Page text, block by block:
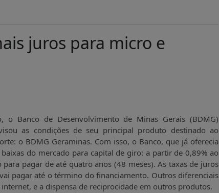
juros para micro e
o Banco de Desenvolvimento de Minas Gerais (BDMG)
as condições de seu principal produto destinado ao
o BDMG Geraminas. Com isso, o Banco, que já oferecia
do mercado para capital de giro: a partir de 0,89% ao
pagar de até quatro anos (48 meses). As taxas de juros
pagar até o término do financiamento. Outros diferenciais
e a dispensa de reciprocidade em outros produtos.